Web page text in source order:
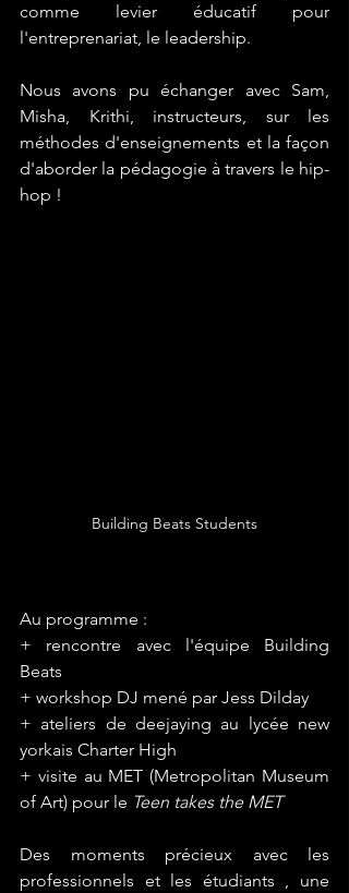
comme levier éducatif pour
l'entreprenariat, le leadership.
Nous avons pu échanger avec Sam,
Misha, Krithi, instructeurs, sur les
méthodes d'enseignements et la façon
d'aborder la pédagogie à travers le hip-
hop !
Building Beats Students
Au programme :
+ rencontre avec l'équipe Building
Beats
+ workshop DJ mené par Jess Dilday
+ ateliers de deejaying au lycée new
yorkais Charter High
+ visite au MET (Metropolitan Museum
of Art) pour le Teen takes the MET
Des moments précieux avec les
professionnels et les étudiants , une